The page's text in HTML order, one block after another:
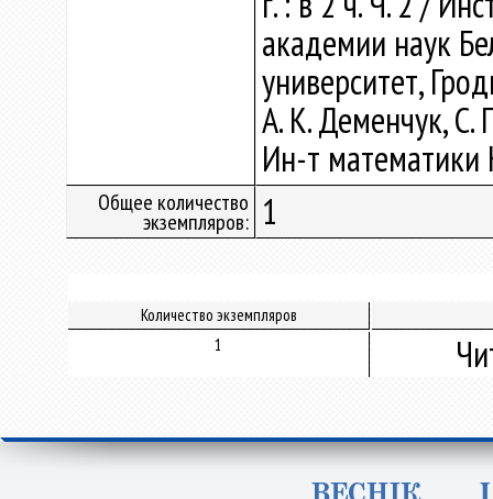
академии наук
университет,
А. К. Деменчук, С.
Ин-т математики
Общее количество
экземпляров: 1
Количество экземпляров
1